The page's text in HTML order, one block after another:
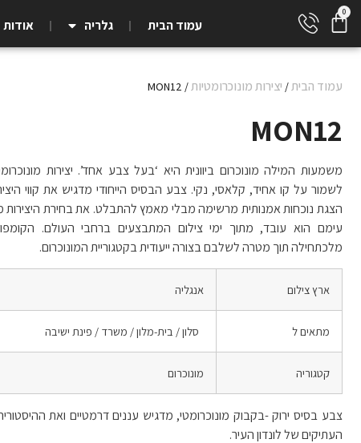
עמוד הבית גלריה אודות
עמוד הבית/ יצירות מונוכרומטיות/ MON12
MON12
משמעות המילה מונוכרום ביוונית היא ‘בעל צבע אחד’. יצירות
לשמור על קו אחיד, קלאסי, נקי. צבע הבסיס הייחודי מדגיש את קווי
הצגת נוכחות אמנותית מרשימה מבלי מאמץ להתבלט. את בחירת
עימם הוא עובד, מתוך ימי צילום המתבצעים ברחבי העולם.
מלכתחילה תוך מטרה לשלבם בצורה ייעודית בקטגוריית המונוכרום.
ארץ צילום אנגליה
מתאים ל סלון / בית-מלון / משרד / פינת ישיבה
קטגוריה מונוכרום
צבע בסיס ירוק -בקבוק מונוכרומטי, מדגיש עננים דרמטיים ואת
העתיקים של לונדון העיר.